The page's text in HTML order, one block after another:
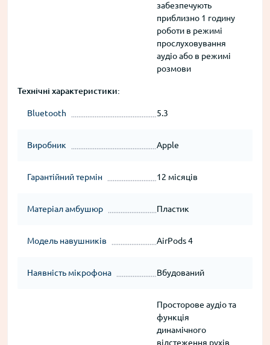
забезпечують
приблизно 1 годину
роботи в режимі
прослуховування
аудіо або в режимі
розмови
Технічні характеристики:
Bluetooth 5.3
Виробник Apple
Гарантійний термін 12 місяців
Матеріал амбушюр Пластик
Модель навушників AirPods 4
Наявність мікрофона Вбудований
Просторове аудіо та
функція
динамічного
відстеження рухів